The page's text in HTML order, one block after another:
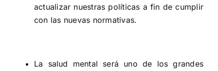
actualizar nuestras políticas a fin de cumplir
con las nuevas normativas.
La salud mental será uno de los grandes